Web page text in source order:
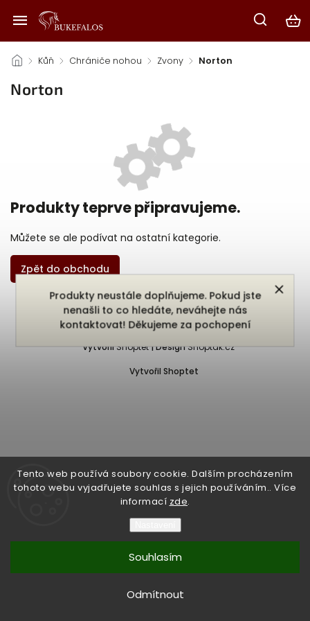
Tento web používá soubory cookie. Dalším procházením
tohoto webu vyjadřujete souhlas s jejich používáním.. Více
informací zde.
Odmítnout
Souhlasím
Produkty neustále doplňujeme. Pokud jste
nenašli to co hledáte, neváhejte nás
kontaktovat! Děkujeme za pochopení
/ Kůň / Chrániče nohou / Zvony / Norton
Norton
Produkty teprve připravujeme.
Můžete se ale podívat na ostatní kategorie.
Zpět do obchodu
Vytvořil Shoptet
Copyright 2026Bukefalos. Všechna práva vyhrazena.
Vytvořil Shoptet | Design Shoptak.cz